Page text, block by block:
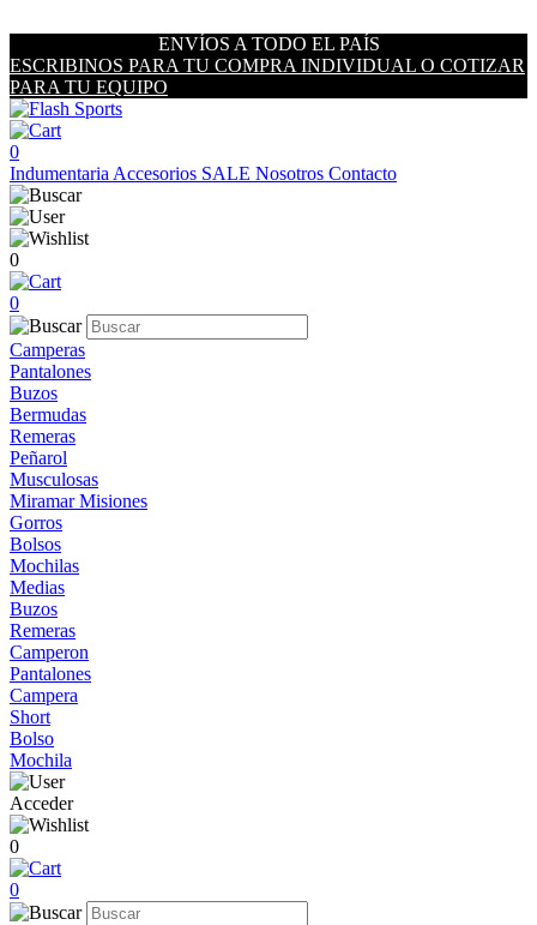
ENVÍOS A TODO EL PAÍS
ESCRIBINOS PARA TU COMPRA INDIVIDUAL O COTIZAR
PARA TU EQUIPO
0
Indumentaria Accesorios SALE Nosotros Contacto
0
0
Camperas
Pantalones
Buzos
Bermudas
Remeras
Peñarol
Musculosas
Miramar Misiones
Gorros
Bolsos
Mochilas
Medias
Buzos
Remeras
Camperon
Pantalones
Campera
Short
Bolso
Mochila
Acceder
0
0